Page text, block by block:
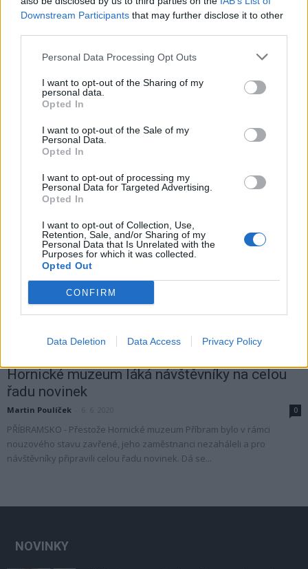
Downstream Participants that may further disclose it to other
Personal Data Processing Opt Outs
I want to opt-out of the Sharing of my
personal data.
Opted In
I want to opt-out of the Sale of my
Personal Data.
Opted In
I want to opt-out of processing my
Personal Data for Targeted Advertising.
Opted In
I want to opt-out of Collection, Use,
Retention, Sale, and/or Sharing of my
Personal Data that Is Unrelated with the
Purposes for which it was collected.
Opted Out
CONFIRM
Data Deletion Data Access Privacy Policy
Hornické muzeum otevře některé areály už ve
Radek Ctibor - 27. 4. 2021
PŘÍBRAM - Hornické muzeum Příbram a jeho pobočky Památník Vojna
Hornické muzeum láká návštěvníky na celou
řadu novinek
Martin Poulíček 0
PŘÍBRAMSKO - Přestože Hornické muzeum Příbram bylo v rámci
nouzového stavu zavřené, jeho zaměstnanci nezaháleli a pro
návštěvníky připravili celou řadu novinek. Dá se...
NOVINKY